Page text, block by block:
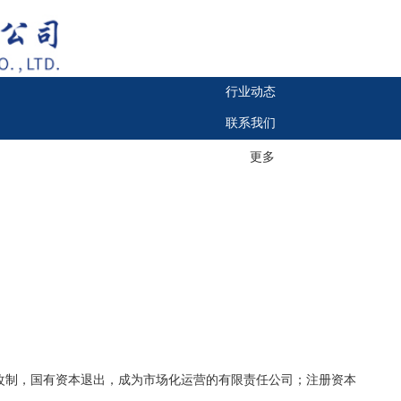
行业动态
联系我们
更多
，国有资本退出，成为市场化运营的有限责任公司；注册资本